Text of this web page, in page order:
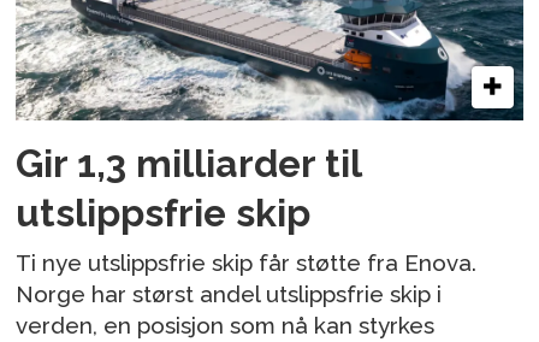
Gir 1,3 milliarder til
utslippsfrie skip
Ti nye utslippsfrie skip får støtte fra Enova.
Norge har størst andel utslippsfrie skip i
verden, en posisjon som nå kan styrkes